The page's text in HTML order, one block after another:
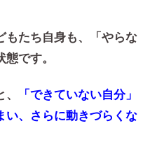
たち自身も、
「やらな
態です。
「できていない自分」
い、さらに動きづらくな